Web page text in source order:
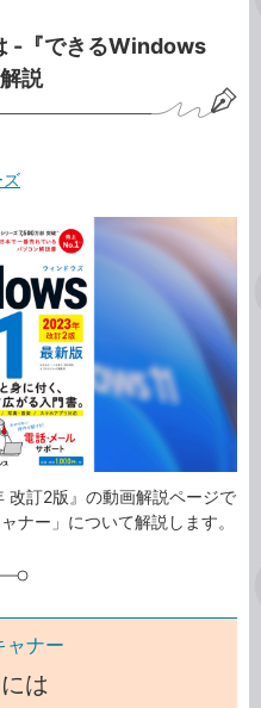
-『できるWindows
説
ズ
訂2版』の動画解説ページで
ナー」について解説します。
ャナー
は